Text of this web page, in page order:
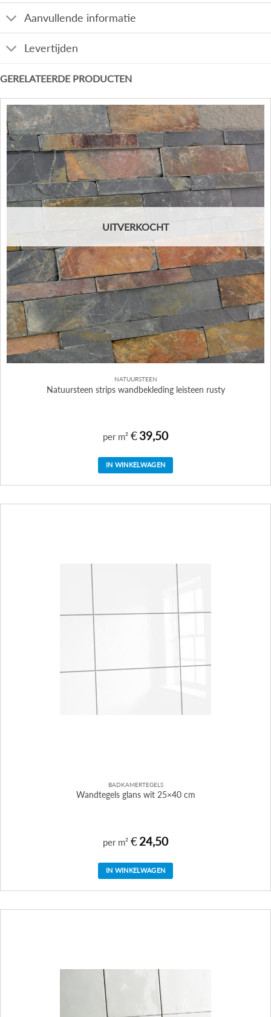
Aanvullende informatie
Levertijden
GERELATEERDE PRODUCTEN
UITVERKOCHT
NATUURSTEEN
Natuursteen strips wandbekleding leisteen rusty
per m² €39,50
IN WINKELWAGEN
BADKAMERTEGELS
Wandtegels glans wit 25×40 cm
per m² €24,50
IN WINKELWAGEN